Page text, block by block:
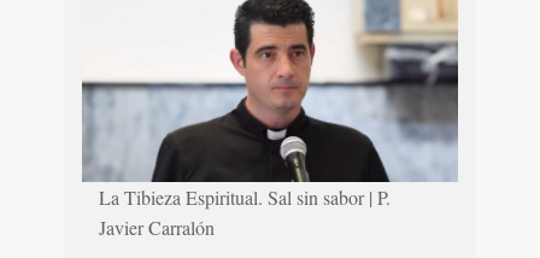
La Tibieza Espiritual. Sal sin sabor | P.
Javier Carralón